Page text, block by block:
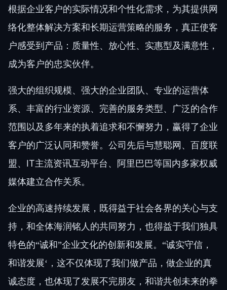
根据企业客户的实际情况和个性化需求，为其提供网
络化整体解决方案和长期运营策略的服务，真正使客
户感受到产品：质量性、放心性、实惠型及满意性，
成为客户的忠实伙伴。
强大的组织规模、强大的企业团队、专业的运营体
系、丰富的行业资源、完善的服务类型、广泛的合作
范围以及多年来的执着追求和不懈努力，赢得了企业
客户的广泛认同和赞誉。公司先后与慧聪网、百度联
盟、 IT主流资讯互动平台、阿里巴巴等国内多家权威
媒体建立合作关系。
企业的高速持续发展，既得益于社会各界的关心与支
持，和全体海润铭人的共同努力，也得益于我们独具
特色的“诚和”企业文化的创新和发展。“诚实守信，
和谐发展‘，这不仅体现了我们做产品，做企业的真
诚态度，也体现了发展不完朋友，和谐共创未来的拳